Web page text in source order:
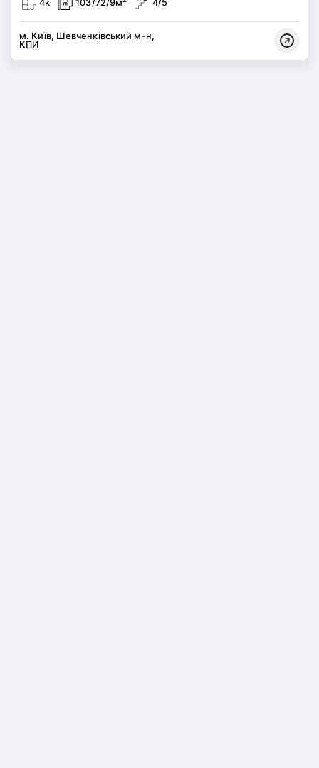
4к 103/72/9м 4/5
м. Київ, Шевченківський м-н,
КПИ